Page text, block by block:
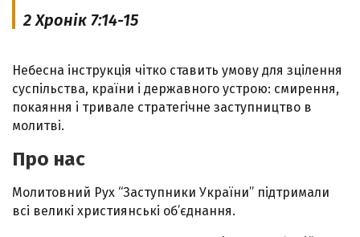
2 Хронік 7:14-15
Небесна інструкція чітко ставить умову для зцілення
суспільства, країни i державного устрою: смирення,
покаяння i тривале стратегічне заступництво в
молитві.
Про нас
Молитовний Рух “Заступники України” підтримали
всі великі християнські об’єднання.